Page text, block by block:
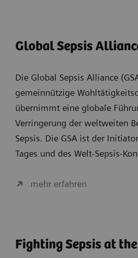
Global Sepsis
Die Global Sepsis Alliance
gemeinnützige
übernimmt eine globale
Verringerung der weltweiten
Sepsis. Die GSA ist der
Tages und des Welt-Sepsis-
mehr erfahren
Fighting Sepsis at